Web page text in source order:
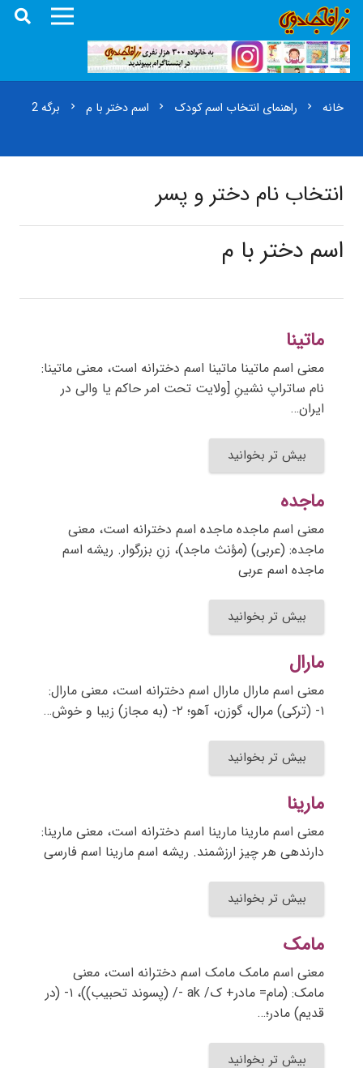
خانه chevron_right راهنمای انتخاب اسم کودک chevron_right اسم دختر با م chevron_right برگه 2
انتخاب نام دختر و پسر
اسم دختر با م
ماتینا
معنی اسم ماتینا ماتینا اسم دخترانه است، معنی ماتینا:
نام ساتراپ نشینِ [ولایت تحت امر حاکم یا والی در
ایران…
بیش تر بخوانید
ماجده
معنی اسم ماجده ماجده اسم دخترانه است، معنی
ماجده: (عربی) (مؤنث ماجد)، زنِ بزرگوار. ریشه اسم
ماجده اسم عربی
بیش تر بخوانید
مارال
معنی اسم مارال مارال اسم دخترانه است، معنی مارال:
۱- (ترکی) مرال، گوزن، آهو؛ ۲- (به مجاز) زیبا و خوش…
بیش تر بخوانید
مارینا
معنی اسم مارینا مارینا اسم دخترانه است، معنی مارینا:
دارندهی هر چیز ارزشمند. ریشه اسم مارینا اسم فارسی
بیش تر بخوانید
مامک
معنی اسم مامک مامک اسم دخترانه است، معنی
مامک: (مام= مادر+ ک/ ak -/ (پسوند تحبیب))، ۱- (در
قدیم) مادر؛…
بیش تر بخوانید